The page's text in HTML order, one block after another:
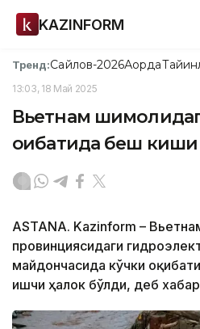
KAZINFORM
Тренд:Сайлов-2026Ақорда
13:03, 18 Май 2025
Вьетнам
оқибатида беш
ASTANA. Kazinform –
провинциясидаги
майдончасида кўчки
ишчи ҳалок бўлди, деб